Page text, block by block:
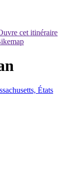
cet itinéraire
États